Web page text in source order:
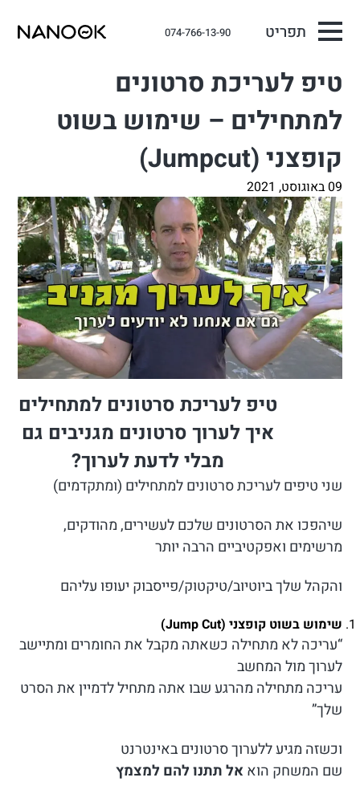
תפריט 074-766-13-90
טיפ לעריכת סרטונים
למתחילים – שימוש בשוט
קופצני (Jumpcut)
09 באוגוסט, 2021
טיפ לעריכת סרטונים למתחילים
איך לערוך סרטונים מגניבים גם
מבלי לדעת לערוך?
שני טיפים לעריכת סרטונים למתחילים (ומתקדמים)
שיהפכו את הסרטונים שלכם לעשירים, מהודקים,
מרשימים ואפקטיביים הרבה יותר
והקהל שלך ביוטיוב/טיקטוק/פייסבוק יעופו עליהם
שימוש בשוט קופצני (Jump Cut)
“עריכה לא מתחילה כשאתה מקבל את החומרים ומתיישב
לערוך מול המחשב
עריכה מתחילה מהרגע שבו אתה מתחיל לדמיין את הסרט
שלך”
וכשזה מגיע ללערוך סרטונים באינטרנט
שם המשחק הואאל תתנו להם למצמץ